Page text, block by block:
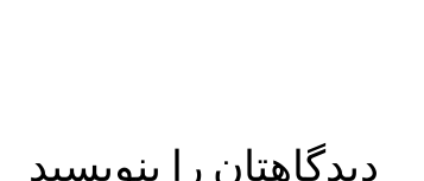
دیدگاهتان را بنویسید